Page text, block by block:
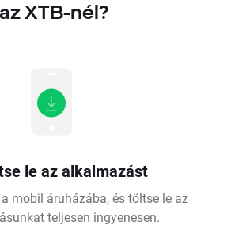
az XTB-nél?
le az alkalmazást
mobil áruházába, és töltse le az
teljesen ingyenesen.